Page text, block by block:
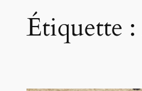
Étiquette :